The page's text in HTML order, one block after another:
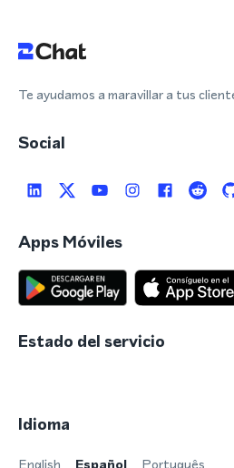
Te ayudamos a maravillar a tus
Social
Apps Móviles
Estado del servicio
Idioma
English Español Português